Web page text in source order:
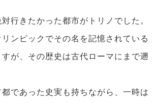
行きたかった都市がトリノでした。
ンピックでその名を記憶されている
が、その歴史は古代ローマにまで遡
であった史実も持ちながら、一時は